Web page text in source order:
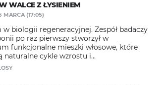
WALCE Z ŁYSIENIEM
MARCA (17:05)
w biologii regeneracyjnej. Zespół badaczy
po raz pierwszy stworzył w
funkcjonalne mieszki włosowe, które
naturalne cykle wzrostu i...